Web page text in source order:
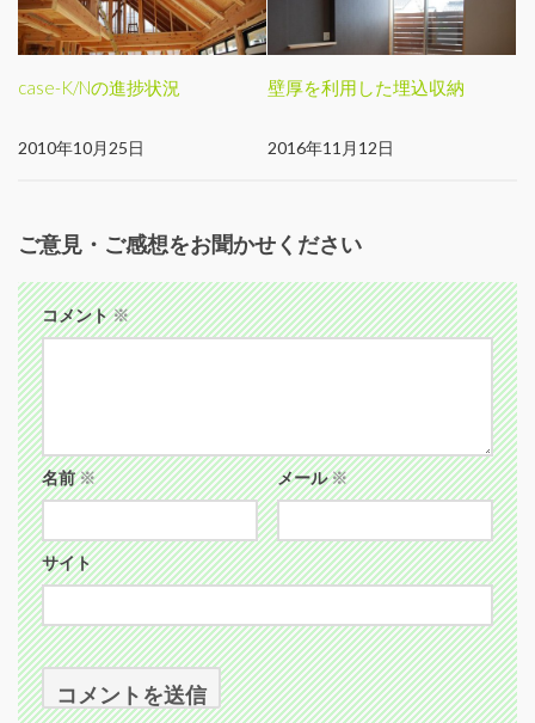
case-K/Nの進捗状況
2010年10月25日
壁厚を利用した埋込収納
2016年11月12日
ご意見・ご感想をお聞かせください
コメント※
名前※ メール※
サイト